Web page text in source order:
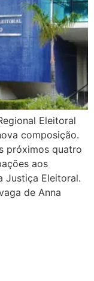
Eleitoral
composição.
próximos quatro
aos
Justiça Eleitoral.
de Anna